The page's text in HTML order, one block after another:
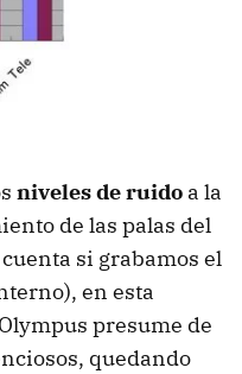
niveles de ruido a la
de las palas del
si grabamos el
en esta
presume de
quedando